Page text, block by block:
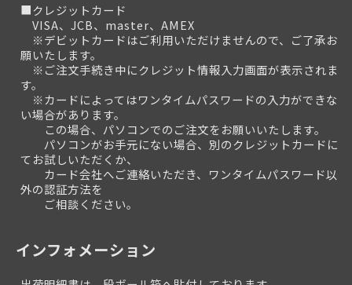
■クレジットカード
VISA、JCB、master、AMEX
※デビットカードはご利用いただけませんので、ご了承お
願いたします。
※ご注文手続き中にクレジット情報入力画面が表示されま
す。
※カードによってはワンタイムパスワードの入力ができな
い場合があります。
この場合、パソコンでのご注文をお願いいたします。
パソコンがお手元にない場合、別のクレジットカードに
てお試しいただくか、
カード会社へご連絡いただき、ワンタイムパスワード以
外の認証方法を
ご相談ください。
インフォメーション